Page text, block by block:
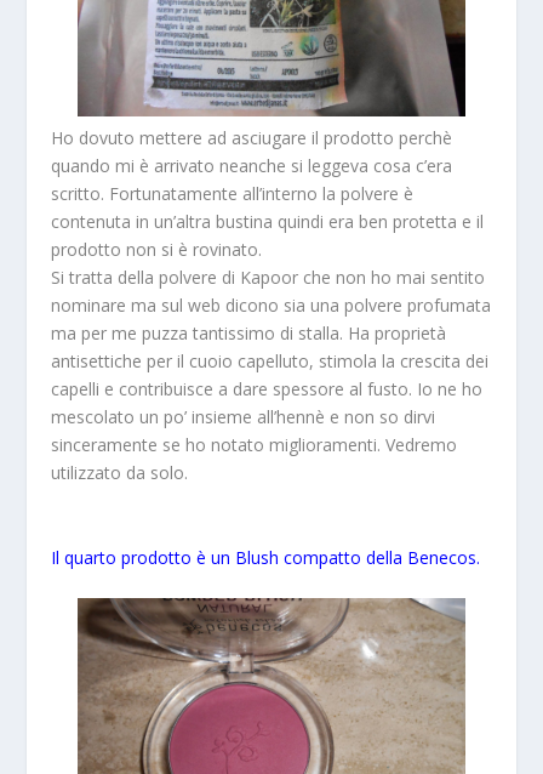
Ho dovuto mettere ad asciugare il prodotto perchè
quando mi è arrivato neanche si leggeva cosa c’era
scritto. Fortunatamente all’interno la polvere è
contenuta in un’altra bustina quindi era ben protetta e il
prodotto non si è rovinato.
Si tratta della polvere di Kapoor che non ho mai sentito
nominare ma sul web dicono sia una polvere profumata
ma per me puzza tantissimo di stalla. Ha proprietà
antisettiche per il cuoio capelluto, stimola la crescita dei
capelli e contribuisce a dare spessore al fusto. Io ne ho
mescolato un po’ insieme all’hennè e non so dirvi
sinceramente se ho notato miglioramenti. Vedremo
utilizzato da solo.
Il quarto prodotto è un Blush compatto della Benecos.